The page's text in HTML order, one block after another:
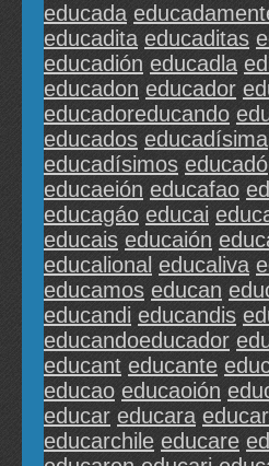
educada
educadita educaditas
educadión educadla
educadon educador
educadoreducando
educados educadísima
educadísimos educadó
educaeión educafao
educagáo educai
educais educaión
educalional educaliva
educamos educan
educandi educandis
educandoeducador
educant educante
educao educaoión
educar educara
educarchile educare